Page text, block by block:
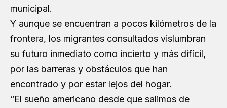
municipal.
Y aunque se encuentran a pocos kilómetros de la
frontera, los migrantes consultados vislumbran
su futuro inmediato como incierto y más difícil,
por las barreras y obstáculos que han
encontrado y por estar lejos del hogar.
“El sueño americano desde que salimos de